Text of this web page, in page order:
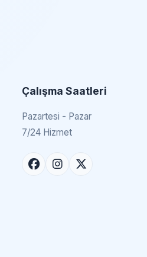
Çalışma Saatleri
Pazartesi - Pazar
7/24 Hizmet